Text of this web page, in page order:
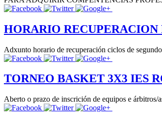
HORARIO
Adxunto horario de recuperación ciclos de
TORNEO BASKET 3X3 IES
Aberto o prazo de inscrición de equipos e